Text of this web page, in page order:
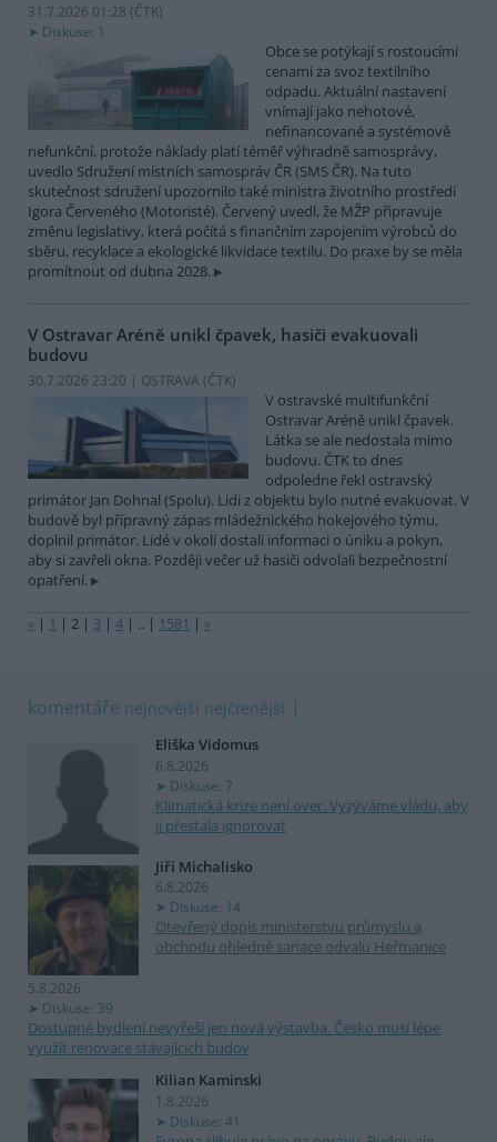
31.7.2026 01:28 (ČTK)
Diskuse: 1
Obce se potýkají s rostoucími
cenami za svoz textilního
odpadu. Aktuální nastavení
vnímají jako nehotové,
nefinancované a systémově
nefunkční, protože náklady platí téměř výhradně samosprávy,
uvedlo Sdružení místních samospráv ČR (SMS ČR). Na tuto
skutečnost sdružení upozornilo také ministra životního prostředí
Igora Červeného (Motoristé). Červený uvedl, že MŽP připravuje
změnu legislativy, která počítá s finančním zapojením výrobců do
sběru, recyklace a ekologické likvidace textilu. Do praxe by se měla
promítnout od dubna 2028.
V Ostravar Aréně unikl čpavek, hasiči evakuovali
budovu
30.7.2026 23:20 | OSTRAVA (ČTK)
V ostravské multifunkční
Ostravar Aréně unikl čpavek.
Látka se ale nedostala mimo
budovu. ČTK to dnes
odpoledne řekl ostravský
primátor Jan Dohnal (Spolu). Lidi z objektu bylo nutné evakuovat. V
budově byl přípravný zápas mládežnického hokejového týmu,
doplnil primátor. Lidé v okolí dostali informaci o úniku a pokyn,
aby si zavřeli okna. Později večer už hasiči odvolali bezpečnostní
opatření.
« | 1 | 2 | 3 | 4 | .. | 1581 | »
komentáře nejnovější nejčtenější
Eliška Vidomus
6.8.2026
Diskuse: 7
Klimatická krize není over. Vyzýváme vládu, aby
ji přestala ignorovat
Jiří Michalisko
6.8.2026
Diskuse: 14
Otevřený dopis ministerstvu průmyslu a
obchodu ohledně sanace odvalu Heřmanice
5.8.2026
Diskuse: 39
Dostupné bydlení nevyřeší jen nová výstavba. Česko musí lépe
využít renovace stávajících budov
Kilian Kaminski
1.8.2026
Diskuse: 41